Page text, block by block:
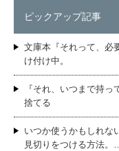
ピックアップ記事
文庫本『それって、必
け付け中。
『それ、いつまで持
捨てる
いつか使うかもしれな
見切りをつける方法。…